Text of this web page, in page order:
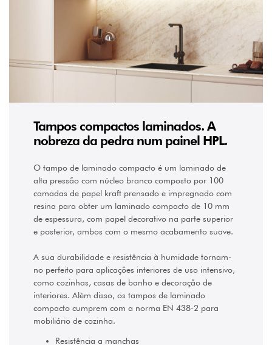
Tampos compactos laminados. A
nobreza da pedra num painel HPL.
O tampo de laminado compacto é um laminado de
alta pressão com núcleo branco composto por 100
camadas de papel kraft prensado e impregnado com
resina para obter um laminado compacto de 10 mm
de espessura, com papel decorativo na parte superior
e posterior, ambos com o mesmo acabamento suave.
A sua durabilidade e resistência à humidade tornam-
no perfeito para aplicações interiores de uso intensivo,
como cozinhas, casas de banho e decoração de
interiores. Além disso, os tampos de laminado
compacto cumprem com a norma EN 438-2 para
mobiliário de cozinha.
Resistência a manchas